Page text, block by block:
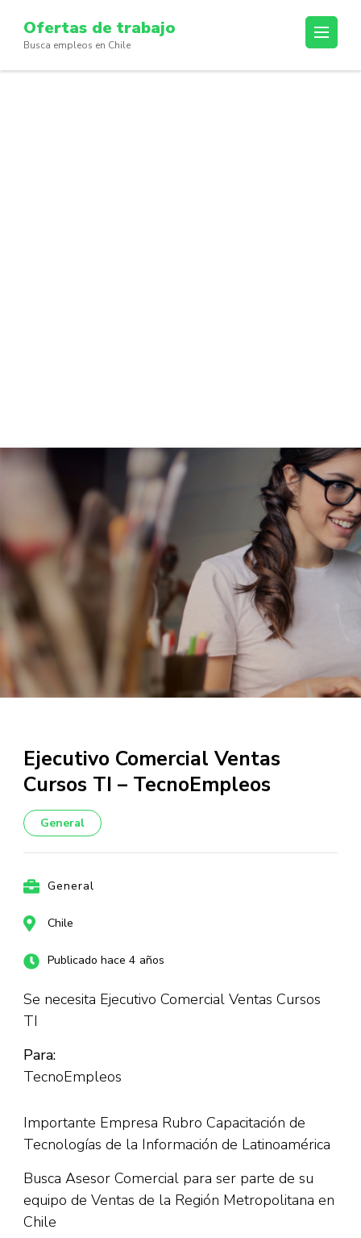
content
(Press
Ofertas de trabajo
Busca empleos en Chile
Ejecutivo Comercial Ventas
Cursos TI – TecnoEmpleos
General
General
Chile
Publicado hace 4 años
Se necesita Ejecutivo Comercial Ventas Cursos
TI
Para:
TecnoEmpleos
Importante Empresa Rubro Capacitación de
Tecnologías de la Información de Latinoamérica
Busca Asesor Comercial para ser parte de su
equipo de Ventas de la Región Metropolitana en
Chile